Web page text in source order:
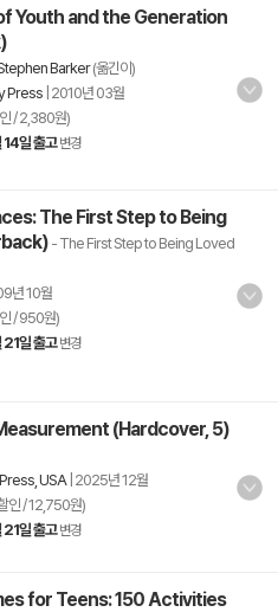
Youth and the Generation
Barker(옮긴이)
Press 2010년 03월
/ 2,380원)
14일 출고 변경
The First Step to Being
- The First Step to Being Loved
년 10월
/ 950원)
21일 출고 변경
(Hardcover, 5)
USA| 2025년 12월
인 / 12,750원)
21일 출고 변경
for Teens: 150 Activities